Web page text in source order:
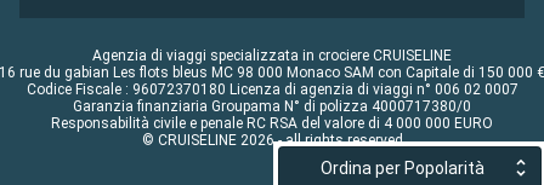
Ordina per Popolarità
Agenzia di viaggi specializzata in crociere CRUISELINE
16 rue du gabian Les flots bleus MC 98 000 Monaco SAM con Capitale di 150 000 €
Codice Fiscale : 96072370180 Licenza di agenzia di viaggi n° 006 02 0007
Garanzia finanziaria Groupama N° di polizza 4000717380/0
Responsabilità civile e penale RC RSA del valore di 4 000 000 EURO
© CRUISELINE 2026 - all rights reserved